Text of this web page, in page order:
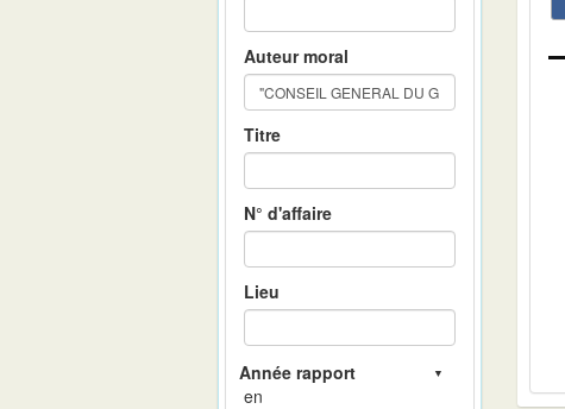
Auteur moral
Titre
N° d'affaire
Lieu
en